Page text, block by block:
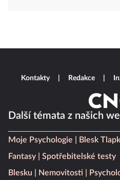
Další témata z našich
Moje Psychologie Blesk
Fantasy
Spotřebitelské testy
Blesku
Nemovitosti
Kontakty Redakce